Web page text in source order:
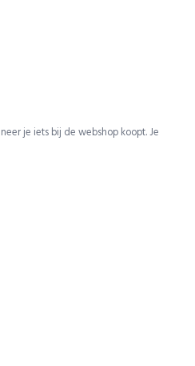
je iets bij de webshop koopt. Je